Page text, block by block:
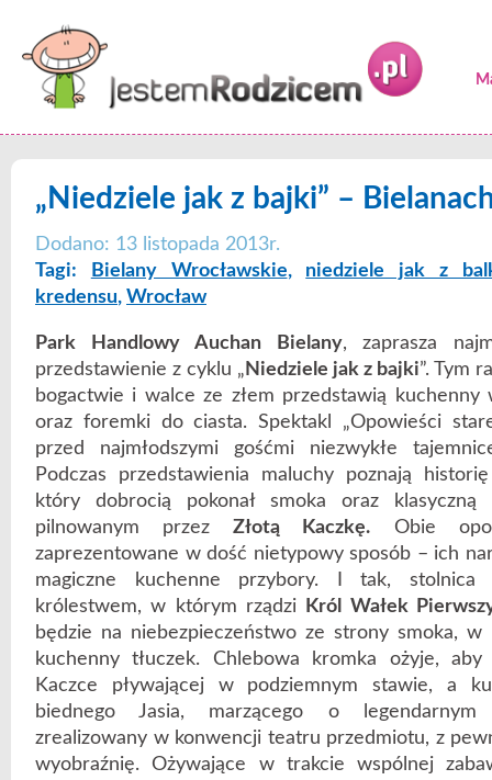
„Niedziele jak z bajki” –
Dodano: 13 listopada 2013r.
Tagi:
Bielany Wrocławskie, niedziele jak z
kredensu, Wrocław
Park Handlowy Auchan Bielany, zaprasza
przedstawienie z cyklu „ Niedziele jak z bajki”. Tym
bogactwie i walce ze złem przedstawią kuchenny
oraz foremki do ciasta. Spektakl „Opowieści
przed najmłodszymi gośćmi niezwykłe
Podczas przedstawienia maluchy poznają
który dobrocią pokonał smoka oraz
pilnowanym przezZłotą Kaczkę. Obie
zaprezentowane w dość nietypowy sposób – ich
magiczne kuchenne przybory. I tak, stolnica
królestwem, w którym rządzi
Król Wałek
będzie na niebezpieczeństwo ze strony smoka,
kuchenny tłuczek. Chlebowa kromka ożyje,
Kaczce pływającej w podziemnym stawie, a
biednego Jasia, marzącego o legendarnym
zrealizowany w konwencji teatru przedmiotu, z
wyobraźnię. Ożywające w trakcie wspólnej